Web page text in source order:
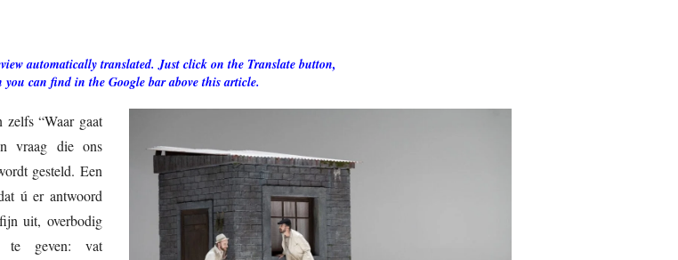
automatically translated. Just click on the Translate button,
you can find in the Google bar above this article.
zelfs “Waar gaat
vraag die ons
gesteld. Een
ú er antwoord
uit, overbodig
te geven: vat